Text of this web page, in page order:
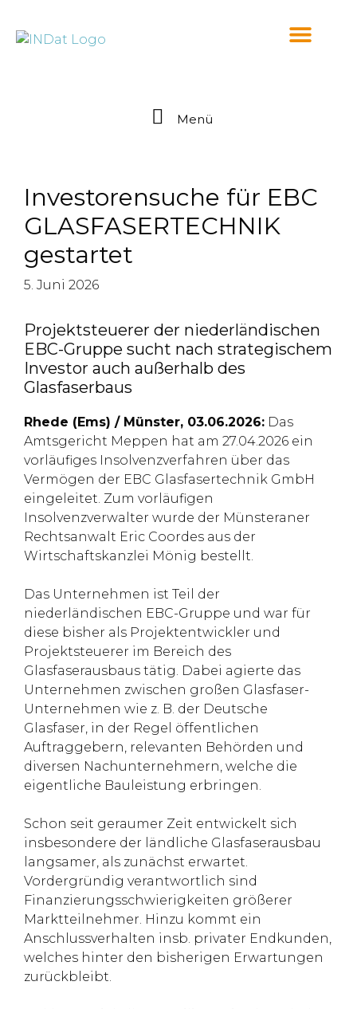
Menü
Investorensuche für EBC
GLASFASERTECHNIK
gestartet
5. Juni 2026
Projektsteuerer der niederländischen
EBC-Gruppe sucht nach strategischem
Investor auch außerhalb des
Glasfaserbaus
Rhede (Ems) / Münster, 03.06.2026: Das
Amtsgericht Meppen hat am 27.04.2026 ein
vorläufiges Insolvenzverfahren über das
Vermögen der EBC Glasfasertechnik GmbH
eingeleitet. Zum vorläufigen
Insolvenzverwalter wurde der Münsteraner
Rechtsanwalt Eric Coordes aus der
Wirtschaftskanzlei Mönig bestellt.
Das Unternehmen ist Teil der
niederländischen EBC-Gruppe und war für
diese bisher als Projektentwickler und
Projektsteuerer im Bereich des
Glasfaserausbaus tätig. Dabei agierte das
Unternehmen zwischen großen Glasfaser-
Unternehmen wie z. B. der Deutsche
Glasfaser, in der Regel öffentlichen
Auftraggebern, relevanten Behörden und
diversen Nachunternehmern, welche die
eigentliche Bauleistung erbringen.
Schon seit geraumer Zeit entwickelt sich
insbesondere der ländliche Glasfaserausbau
langsamer, als zunächst erwartet.
Vordergründig verantwortlich sind
Finanzierungsschwierigkeiten größerer
Marktteilnehmer. Hinzu kommt ein
Anschlussverhalten insb. privater Endkunden,
welches hinter den bisherigen Erwartungen
zurückbleibt.